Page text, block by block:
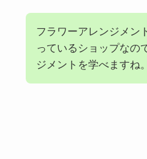
フラワーアレンジメン
っているショップなの
ジメントを学べますね。